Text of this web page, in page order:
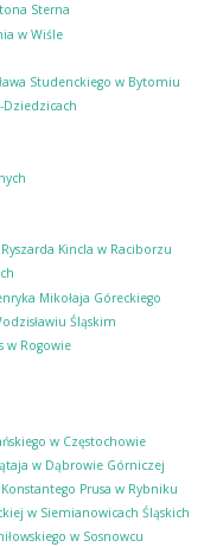
Sterna
w Wiśle
Studenckiego w Bytomiu
Kincla w Raciborzu
Mikołaja Góreckiego
Śląskim
w Rogowie
w Częstochowie
w Dąbrowie Górniczej
Prusa w Rybniku
w Siemianowicach Śląskich
w Sosnowcu